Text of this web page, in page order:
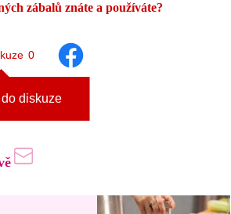
zábalů znáte a používáte?
0
diskuze